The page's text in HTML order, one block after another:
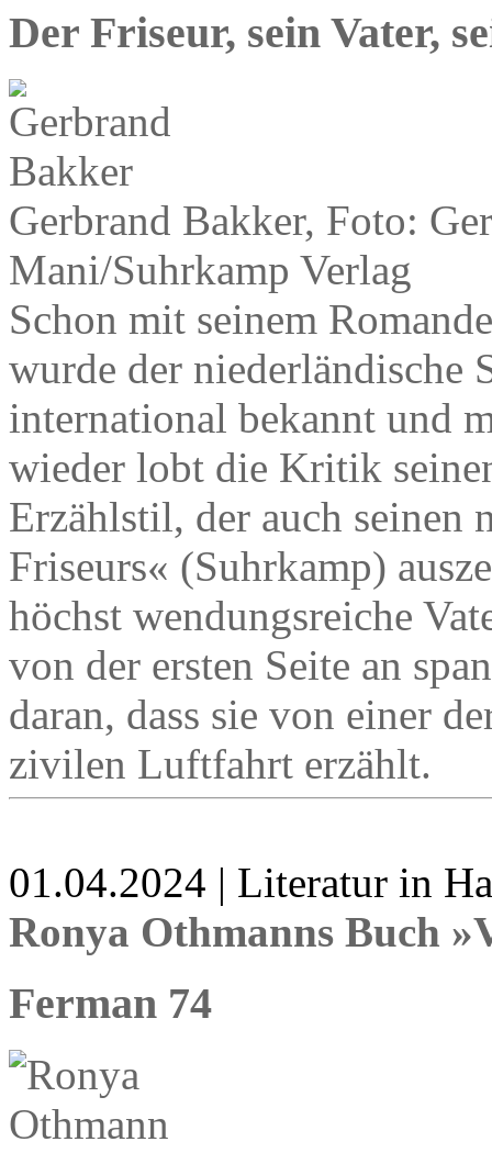
Der Friseur, sein Vater,
Gerbrand Bakker, Foto:
Mani/Suhrkamp Verlag
Schon mit seinem
wurde der niederländische
international bekannt und
wieder lobt die Kritik
Erzählstil, der auch seinen
Friseurs« (Suhrkamp)
höchst wendungsreiche
von der ersten Seite an
daran, dass sie von einer
zivilen Luftfahrt erzählt.
01.04.2024 | Literatur in
Ronya Othmanns Buch
Ferman 74